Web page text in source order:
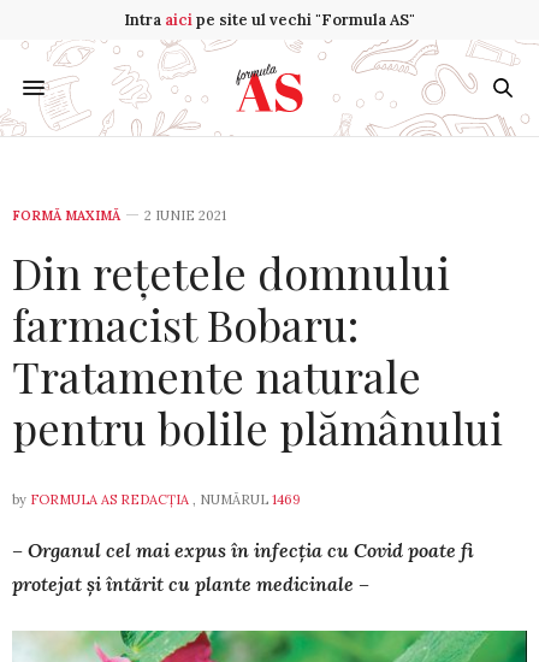
Intra aicipe site ul vechi "Formula AS"
FORMĂ MAXIMĂ 2 IUNIE 2021
Din rețetele domnului
farmacist Bobaru:
Tratamente naturale
pentru bolile plămânului
by FORMULA AS REDACȚIA , NUMĂRUL 1469
– Organul cel mai expus în infecția cu Covid poate fi
protejat și întărit cu plante medicinale –